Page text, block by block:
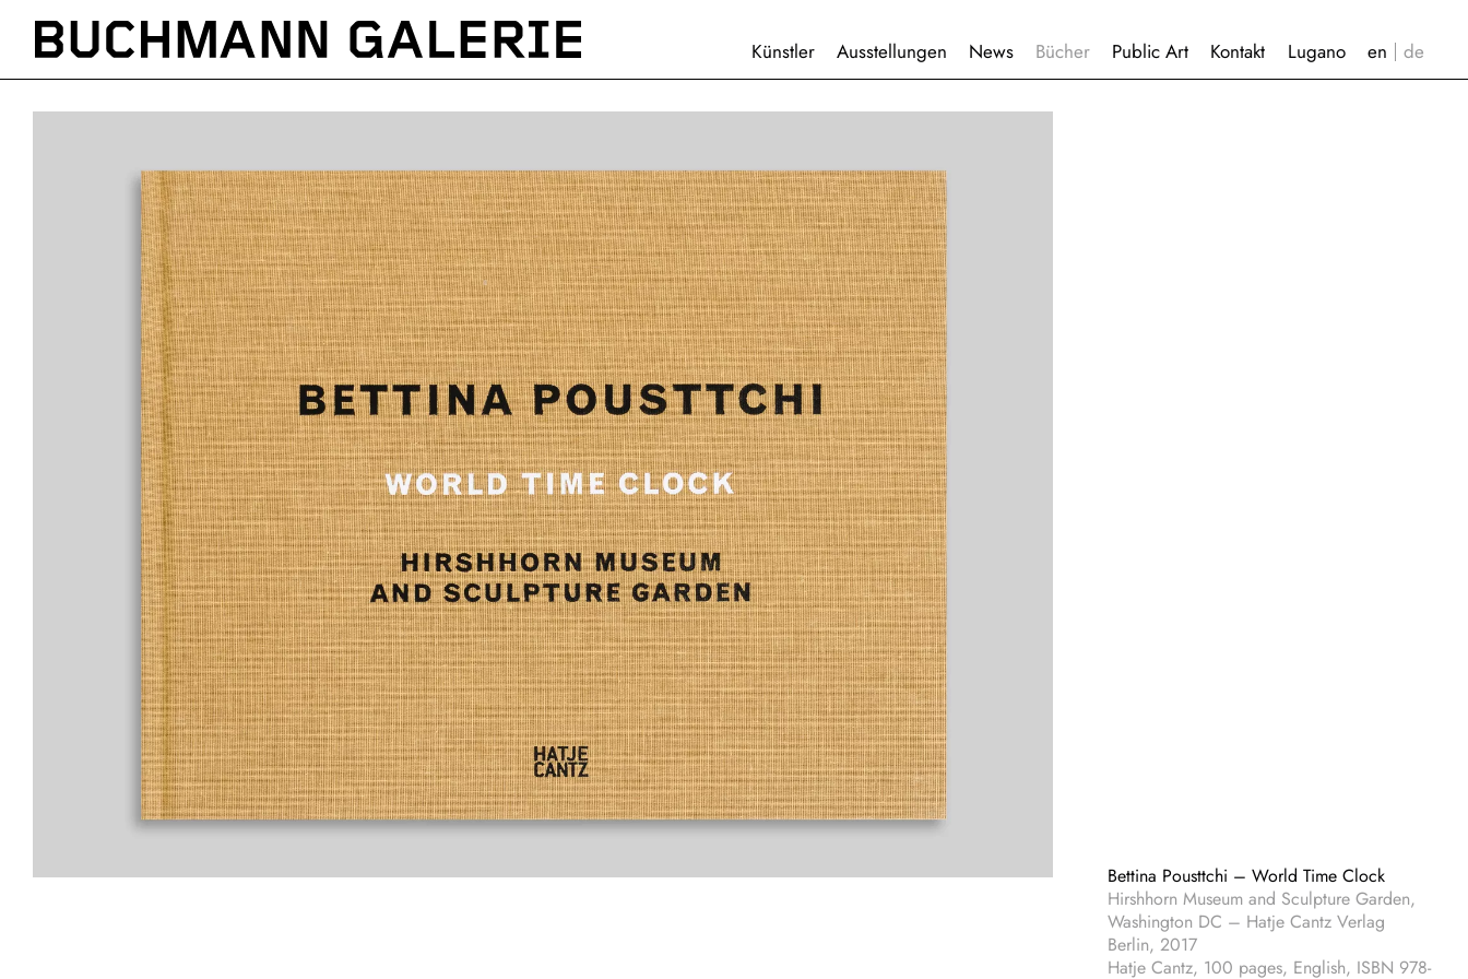
Inhalt
HAUPTNAVIGATION
Künstler Ausstellungen News Bücher Public Art Kontakt Lugano
Bettina Pousttchi – World Time Clock
Hirshhorn Museum and Sculpture Garden,
Washington DC – Hatje Cantz Verlag
Berlin, 2017
Hatje Cantz, 100 pages, English, ISBN 978-